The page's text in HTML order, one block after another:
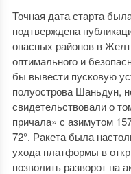
Точная дата старта
подтверждена
опасных районов в
оптимального и
бы вывести пусковую
полуострова Шаньдун,
свидетельствовали о
причала» с азимутом
72°. Ракета была
ухода платформы в
позволить разворот на